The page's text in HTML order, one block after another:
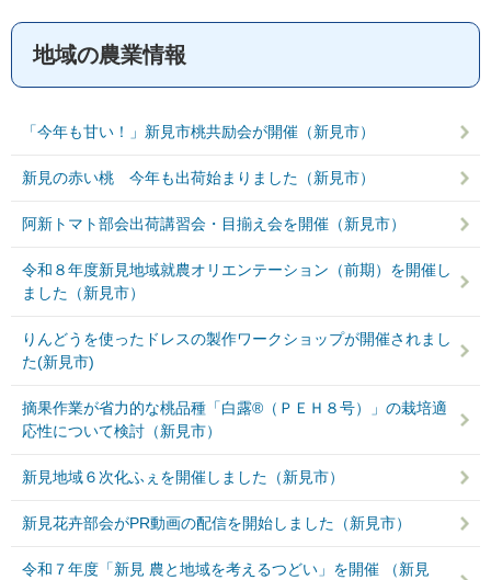
地域の農業情報
「今年も甘い！」新見市桃共励会が開催（新見市）
新見の赤い桃 今年も出荷始まりました（新見市）
阿新トマト部会出荷講習会・目揃え会を開催（新見市）
令和８年度新見地域就農オリエンテーション（前期）を開催し
ました（新見市）
りんどうを使ったドレスの製作ワークショップが開催されまし
た(新見市)
摘果作業が省力的な桃品種「白露®（ＰＥＨ８号）」の栽培適
応性について検討（新見市）
新見地域６次化ふぇを開催しました（新見市）
新見花卉部会がPR動画の配信を開始しました（新見市）
令和７年度「新見 農と地域を考えるつどい」を開催 （新見